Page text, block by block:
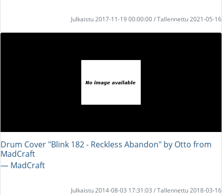
Julkaistu 2017-11-19 00:00:00 / Tallennettu 2021-05-16
Drum Cover "Blink 182 - Reckless Abandon" by Otto from
MadCraft
― MadCraft
Julkaistu 2014-08-03 17:31:03 / Tallennettu 2018-03-16